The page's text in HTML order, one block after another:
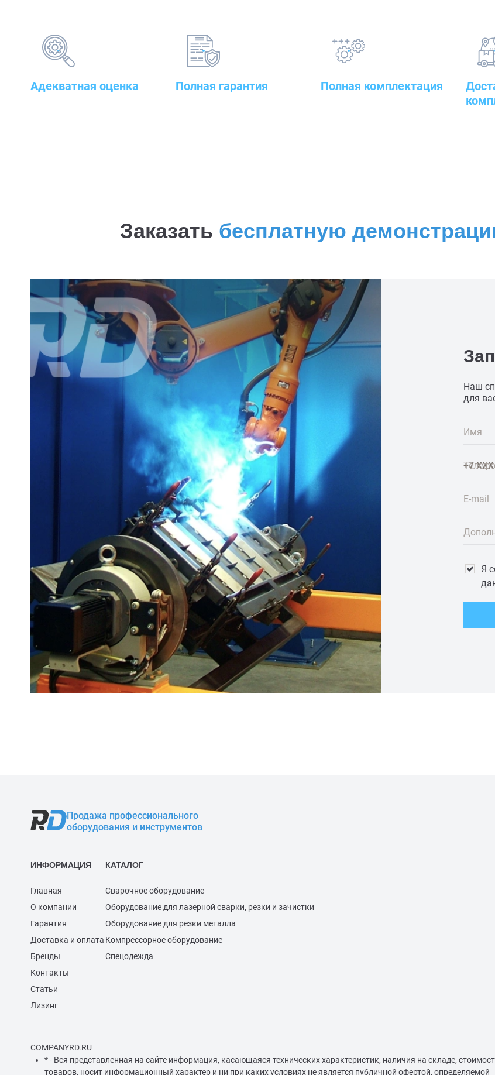
Адекватная оценка Полная гарантия Полная комплектация
Заказать бесплатную
Наш
для
Имя
E-mail
Я
Продажа профессионального
оборудования и инструментов
КАТАЛОГ
Сварочное оборудование
Оборудование для лазерной сварки, резки и зачистки
Оборудование для резки металла
Компрессорное оборудование
Спецодежда
ИНФОРМАЦИЯ
Главная
О компании
Гарантия
Доставка и оплата
Бренды
Контакты
Статьи
Лизинг
COMPANYRD.RU
* - Вся представленная на сайте информация, касающаяся технических характеристик, наличия на складе,
товаров, носит информационный характер и ни при каких условиях не является публичной офертой, определяемой